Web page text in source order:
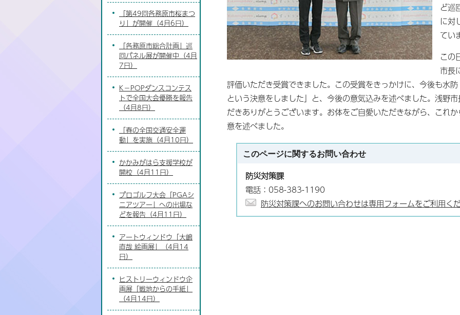
ど巡
に対
てい
この
市長
評価いただき受賞できました。この受賞をきっかけに、今後も水
という決意をしました」と、今後の意気込みを述べました。浅野
だきありがとうございます。お体をご自愛いただきながら、これ
意を述べました。
このページに関するお問い合わせ
防災対策課
電話：058-383-1190
防災対策課へのお問い合わせは専用フォームをご利用く
「第49回各務原市桜まつ
り」が開催（4月6日）
「各務原市総合計画」巡
回パネル展が開催中（4月
7日）
K－POPダンスコンテス
トで全国大会優勝を報告
（4月8日）
「春の全国交通安全運
動」を実施（4月10日）
かかみがはら支援学校が
開校（4月11日）
プロゴルフ大会「PGAシ
ニアツアー」への出場な
どを報告（4月11日）
アートウィンドウ「大嶋
直哉 絵画展」（4月14
日）
ヒストリーウィンドウ企
画展「戦地からの手紙」
（4月14日）